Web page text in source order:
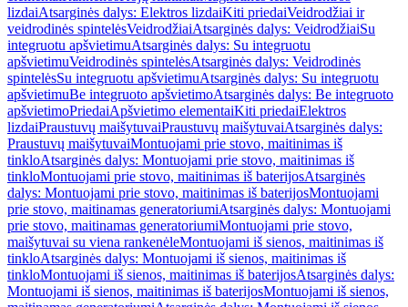
lizdaiAtsarginės dalys: Elektros lizdaiKiti priedaiVeidrodžiai ir
veidrodinės spintelėsVeidrodžiaiAtsarginės dalys: VeidrodžiaiSu
integruotu apšvietimuAtsarginės dalys: Su integruotu
apšvietimuVeidrodinės spintelėsAtsarginės dalys: Veidrodinės
spintelėsSu integruotu apšvietimuAtsarginės dalys: Su integruotu
apšvietimuBe integruoto apšvietimoAtsarginės dalys: Be integruoto
apšvietimoPriedaiApšvietimo elementaiKiti priedaiElektros
lizdaiPraustuvų maišytuvaiPraustuvų maišytuvaiAtsarginės dalys:
Praustuvų maišytuvaiMontuojami prie stovo, maitinimas iš
tinkloAtsarginės dalys: Montuojami prie stovo, maitinimas iš
tinkloMontuojami prie stovo, maitinimas iš baterijosAtsarginės
dalys: Montuojami prie stovo, maitinimas iš baterijosMontuojami
prie stovo, maitinamas generatoriumiAtsarginės dalys: Montuojami
prie stovo, maitinamas generatoriumiMontuojami prie stovo,
maišytuvai su viena rankenėleMontuojami iš sienos, maitinimas iš
tinkloAtsarginės dalys: Montuojami iš sienos, maitinimas iš
tinkloMontuojami iš sienos, maitinimas iš baterijosAtsarginės dalys:
Montuojami iš sienos, maitinimas iš baterijosMontuojami iš sienos,